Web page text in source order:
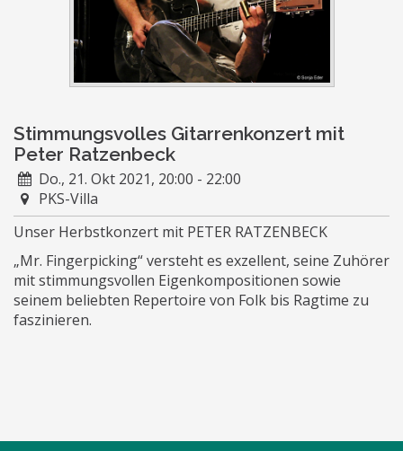
Stimmungsvolles Gitarrenkonzert mit
Peter Ratzenbeck
Do., 21. Okt 2021, 20:00 - 22:00
PKS-Villa
Unser Herbstkonzert mit PETER RATZENBECK
„Mr. Fingerpicking“ versteht es exzellent, seine Zuhörer
mit stimmungsvollen Eigenkompositionen sowie
seinem beliebten Repertoire von Folk bis Ragtime zu
faszinieren.